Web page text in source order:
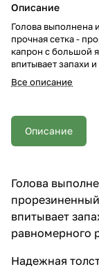
Описание
Голова выполнена
прочная сетка -
капрон с большой
впитывает запахи и
тканевая каемка для
равномерного
толстая
телескопическая
поворотным
головы с
рассчитано под
нагрузки. Размер
разложенной
Все описание
Описание
Голова
впитывает
равномерного
Надежная